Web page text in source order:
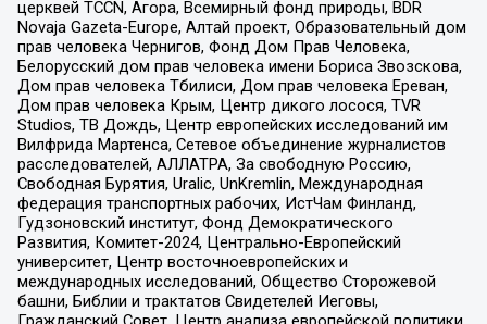
церквей TCCN, Агора, Всемирный фонд природы, BDR
Novaja Gazeta-Europe, Алтай проект, Образовательный дом
прав человека Чернигов, Фонд Дом Прав Человека,
Белорусский дом прав человека имени Бориса Звозскова,
Дом прав человека Тбилиси, Дом прав человека Ереван,
Дом прав человека Крым, Центр дикого лосося, TVR
Studios, ТВ Дождь, Центр европейских исследований им
Вилфрида Мартенса, Сетевое объединение журналистов
расследователей, АЛЛАТРА, За свободную Россию,
Свободная Бурятия, Uralic, UnKremlin, Международная
федерация транспортных рабочих, ИстЧам Финланд,
Гудзоновский институт, Фонд Демократического
Развития, Комитет-2024, Центрально-Европейский
университет, Центр восточноевропейских и
международных исследований, Общество Сторожевой
башни, Библии и трактатов Свидетелей Иеговы,